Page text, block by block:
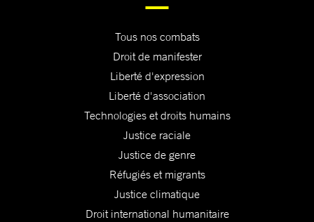
Tous nos combats
Droit de manifester
Liberté d'expression
Liberté d'association
Technologies et droits humains
Justice raciale
Justice de genre
Réfugiés et migrants
Justice climatique
Droit international humanitaire